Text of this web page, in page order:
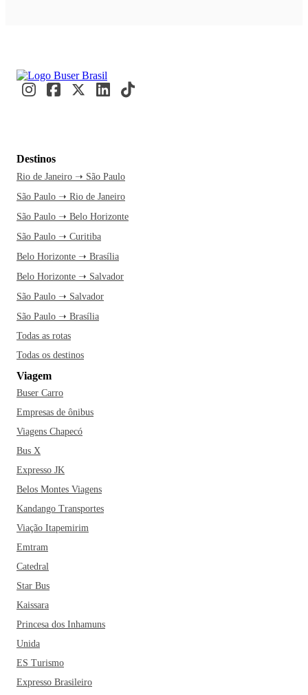
Destinos
Rio de Janeiro ➝ São Paulo
São Paulo ➝ Rio de Janeiro
São Paulo ➝ Belo Horizonte
São Paulo ➝ Curitiba
Belo Horizonte ➝ Brasília
Belo Horizonte ➝ Salvador
São Paulo ➝ Salvador
São Paulo ➝ Brasília
Todas as rotas
Todas os destinos
Viagem
Buser Carro
Empresas de ônibus
Viagens Chapecó
Bus X
Expresso JK
Belos Montes Viagens
Kandango Transportes
Viação Itapemirim
Emtram
Catedral
Star Bus
Kaissara
Princesa dos Inhamuns
Unida
ES Turismo
Expresso Brasileiro